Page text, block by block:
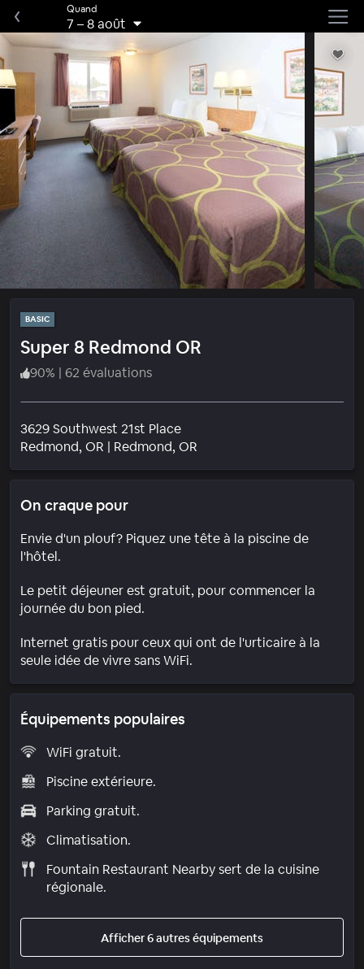
Quand
7 –8 août
BASIC
Super 8 Redmond OR
90% | 62 évaluations
3629 Southwest 21st Place
Redmond, OR | Redmond, OR
On craque pour
Envie d'un plouf? Piquez une tête à la piscine de
l'hôtel.
Le petit déjeuner est gratuit, pour commencer la
journée du bon pied.
Internet gratis pour ceux qui ont de l'urticaire à la
seule idée de vivre sans WiFi.
Équipements populaires
WiFi gratuit.
Piscine extérieure.
Parking gratuit.
Climatisation.
Fountain Restaurant Nearby sert de la cuisine
régionale.
Afficher 6 autres équipements